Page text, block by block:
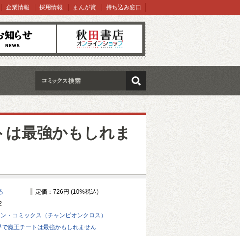
オンラインショップ
企業情報 採用情報 まんが賞 持ち込み窓口
検索
最強かもしれま
定価：726円 (10%税込)
・コミックス（チャンピオンクロス）
魔王チートは最強かもしれません